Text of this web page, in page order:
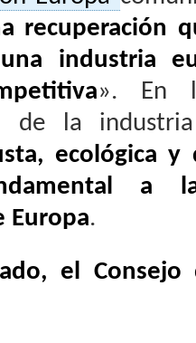
recuperación
industria
». En
de la
ecológica y
a
Europa.
el